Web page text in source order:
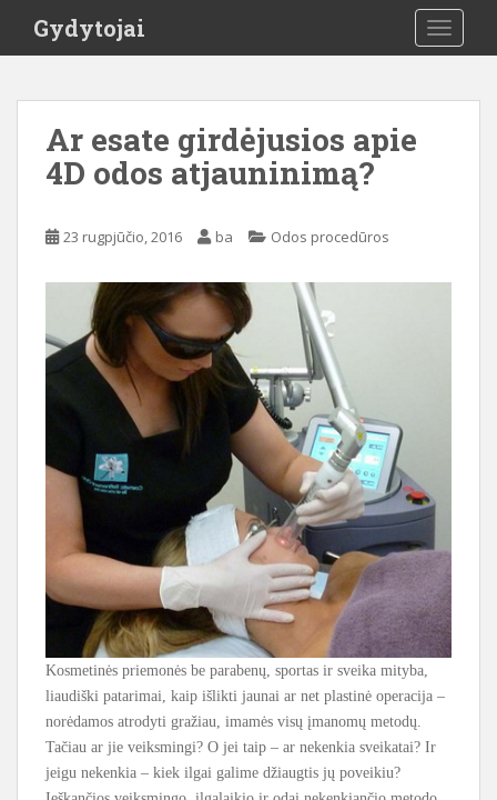
i
Gydytojai
Ar esate girdėjusios apie
4D odos atjauninimą?
23 rugpjūčio, 2016 ba Odos procedūros
Kosmetinės priemonės be parabenų, sportas ir sveika mityba,
liaudiški patarimai, kaip išlikti jaunai ar net plastinė operacija –
norėdamos atrodyti gražiau, imamės visų įmanomų metodų.
Tačiau ar jie veiksmingi? O jei taip – ar nekenkia sveikatai? Ir
jeigu nekenkia – kiek ilgai galime džiaugtis jų poveikiu?